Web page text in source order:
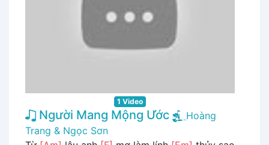
1 Video
Người Mang Mộng Ước
Hoàng
Trang & Ngọc Sơn